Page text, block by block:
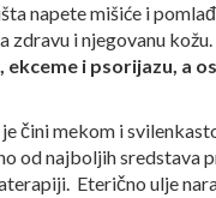
napete mišiće i
zdravu i njegovanu kožu.
i psorijazu, a
čini mekom i
od najboljih sredstava
Eterično ulje